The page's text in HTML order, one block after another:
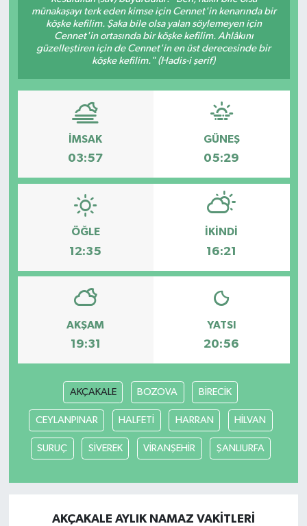
münakaşayı terk eden kimse için Cennet'in kenarında bir
köşke kefilim. Şaka bile olsa yalan söylemeyen için
Cennet'in ortasında bir köşke kefilim. Ahlâkını
güzelleştiren için de Cennet'in en üst derecesinde bir
köşke kefilim." (Hadis-i şerif)
İMSAK
03:57
GÜNEŞ
05:29
ÖĞLE
12:35
İKINDI
16:21
AKŞAM
19:31
YATSI
20:56
AKÇAKALE BOZOVA BİRECİK
CEYLANPINAR HALFETİ HARRAN HİLVAN
SURUÇ SİVEREK VİRANŞEHİR ŞANLIURFA
AKÇAKALE AYLIK NAMAZ VAKITLERI
Ekonomi
Tokat Haber